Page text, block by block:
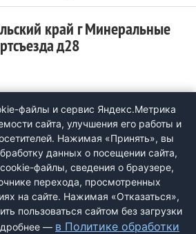
край г Минеральные
д28
. полное несоответствие
ЖАЛОБУ
файлы и сервис Яндекс.Метрика
сайта, улучшения его работы и
Нажимая «Принять», вы
данных о посещении сайта,
файлы, сведения о браузере,
перехода, просмотренных
на сайте. Нажимая «Отказаться»,
пользоваться сайтом без загрузки
— в Политике обработки